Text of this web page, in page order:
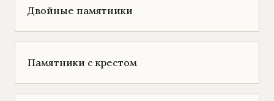
Двойные памятники
Памятники с крестом